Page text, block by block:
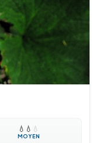
💧 💧 💧
MOYEN